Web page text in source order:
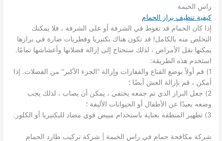
راس الخيمة
كيفية تنظيف براز الحمام
إذا كان الحمام قد تغوط في الشرفة أو على الشرفة ، فلا يمكنك
التخلص منه بالكامل! قد تكون هناك بكتيريا وفطريات ضارة في برازها
يمكنها نقل الأمراض ، لذلك ستحتاج إلى إزالة فضلاتها وأعشاشها تمامًا.
استخدم هذه الطريقة:
1) قم أولاً بوضع القناع والقفازات وإزالة “الجزء الأكبر” من الفضلات. إذا
أمكن ، قم بإزالة العش أيضًا ؛
2) جعل البراز الذي تم جمعه يختفي ، يمكن أن يصاب ، لذلك يجب
وضعه بعيدًا عن الأطفال أو الحيوانات الأليفة ؛
3) تطهير المنطقة بعناية باستخدام مبيض قوي مضاد للبكتيريا أو الكلور.
شركة مكافحة حمام في راس الخيمة | شركة تركيب طارد الحمام